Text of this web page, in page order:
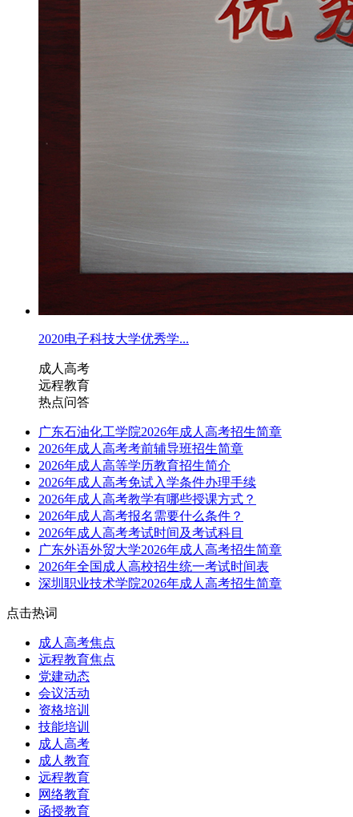
2020电子科技大学优秀学...
成人高考
远程教育
热点问答
广东石油化工学院2026年成人高考招生简章
2026年成人高考考前辅导班招生简章
2026年成人高等学历教育招生简介
2026年成人高考免试入学条件办理手续
2026年成人高考教学有哪些授课方式？
2026年成人高考报名需要什么条件？
2026年成人高考考试时间及考试科目
广东外语外贸大学2026年成人高考招生简章
2026年全国成人高校招生统一考试时间表
深圳职业技术学院2026年成人高考招生简章
点击热词
成人高考焦点
远程教育焦点
党建动态
会议活动
资格培训
技能培训
成人高考
成人教育
远程教育
网络教育
函授教育